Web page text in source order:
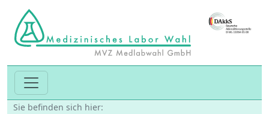
Sie befinden sich hier: